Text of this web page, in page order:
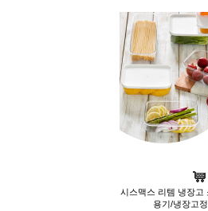
시스맥스 리템 냉장고
용기/냉장고